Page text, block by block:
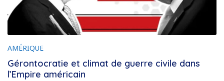
AMÉRIQUE
Gérontocratie et climat de guerre civile dans
l’Empire américain